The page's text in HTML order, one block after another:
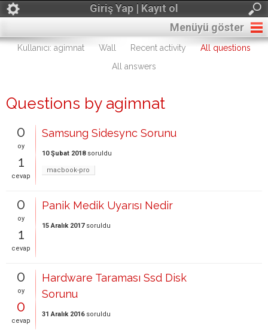
Giriş Yap | Kayıt ol
Menüyü göster
Kullanıcı: agimnat Wall Recent activity
All questions
All answers
Questions by agimnat
0
oy
1
cevap
Samsung Sidesync Sorunu
10 Şubat 2018 soruldu
macbook-pro
0
oy
1
cevap
Panik Medik Uyarısı Nedir
15 Aralık 2017 soruldu
0
oy
0
cevap
Hardware Taraması Ssd Disk
Sorunu
31 Aralık 2016 soruldu